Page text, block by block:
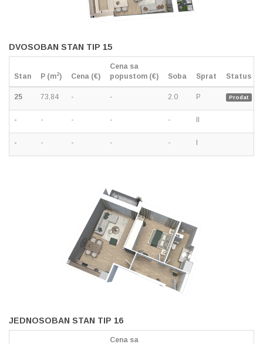
DVOSOBAN STAN TIP 15
Stan P (m2) Cena (€)
Cena sa
popustom (€)
Soba Sprat Status
25 73,84 - - 2.0 P Prodat
- - - - - II
- - - - - I
JEDNOSOBAN STAN TIP 16
Cena sa